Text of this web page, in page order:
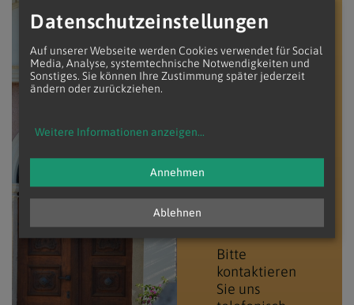
POSTADRESSE
UND
KONTAKTDATEN
Asparn/Zaya
E:pfarrverband.minoriten-weinviertel@katholischekirche.at
Bitte
kontaktieren
Sie uns
Datenschutzeinstellungen
Auf unserer Webseite werden Cookies verwendet für Social
Media, Analyse, systemtechnische Notwendigkeiten und
Sonstiges. Sie können Ihre Zustimmung später jederzeit
ändern oder zurückziehen.
Weitere Informationen anzeigen...
Ablehnen
Annehmen